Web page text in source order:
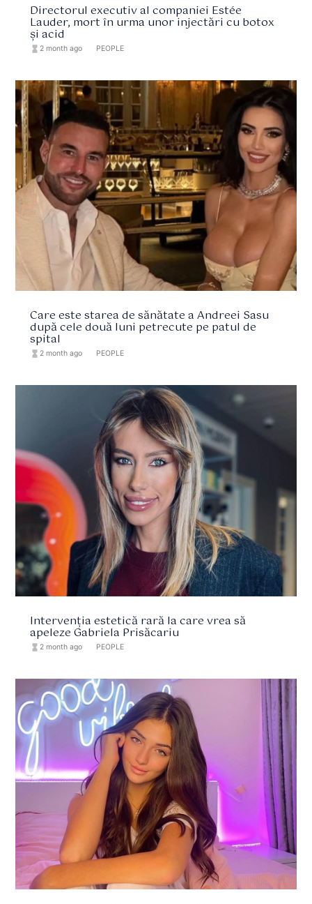
Directorul executiv al companiei Estée
Lauder, mort în urma unor injectări cu botox
și acid
hourglass_full 2 month ago PEOPLE
Care este starea de sănătate a Andreei Sasu
după cele două luni petrecute pe patul de
spital
hourglass_full 2 month ago PEOPLE
Intervenția estetică rară la care vrea să
apeleze Gabriela Prisăcariu
hourglass_full 2 month ago PEOPLE